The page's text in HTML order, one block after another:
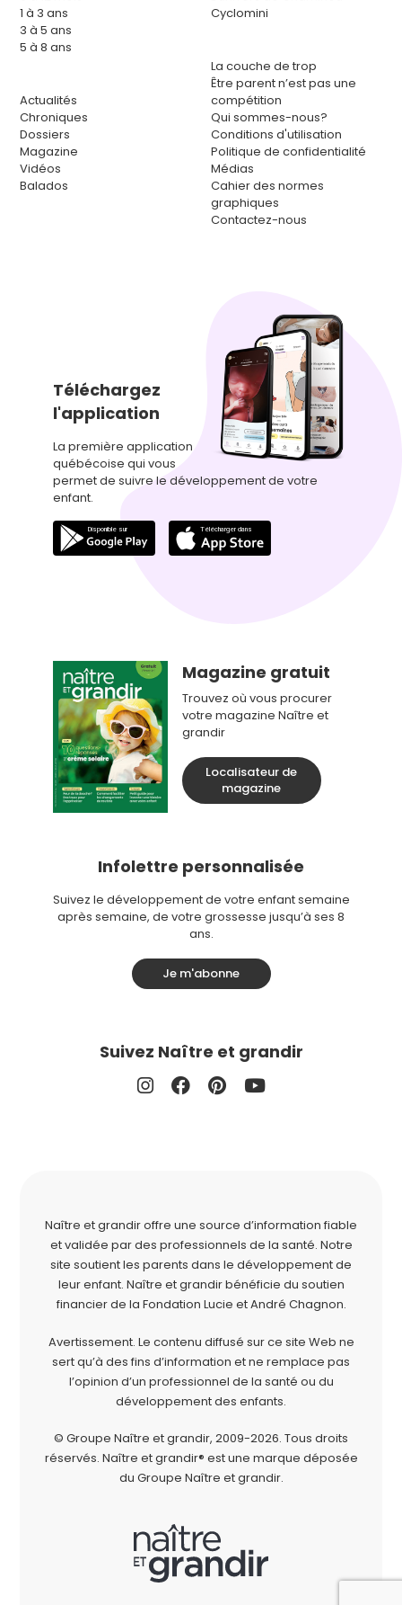
1 à 3 ans
3 à 5 ans
5 à 8 ans
Actualités
Chroniques
Dossiers
Magazine
Vidéos
Balados
Cyclomini
La couche de trop
Être parent n’est pas une
compétition
Qui sommes-nous?
Conditions d'utilisation
Politique de confidentialité
Médias
Cahier des normes
graphiques
Contactez-nous
Téléchargez
l'application
La première application
québécoise qui vous
permet de suivre le développement de votre
enfant.
Magazine gratuit
Trouvez où vous procurer
votre magazine Naître et
grandir
Localisateur de
magazine
Infolettre personnalisée
Suivez le développement de votre enfant semaine
après semaine, de votre grossesse jusqu’à ses 8
ans.
Je m'abonne
Suivez Naître et grandir
Naître et grandir offre une source d’information fiable
et validée par des professionnels de la santé. Notre
site soutient les parents dans le développement de
leur enfant. Naître et grandir bénéficie du soutien
financier de la Fondation Lucie et André Chagnon.
Avertissement. Le contenu diffusé sur ce site Web ne
sert qu’à des fins d’information et ne remplace pas
l’opinion d’un professionnel de la santé ou du
développement des enfants.
© Groupe Naître et grandir, 2009-2026. Tous droits
réservés. Naître et grandir® est une marque déposée
du Groupe Naître et grandir.